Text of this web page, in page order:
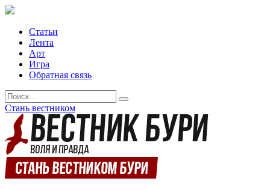
Статьи
Лента
Арт
Игра
Обратная связь
Стань вестником